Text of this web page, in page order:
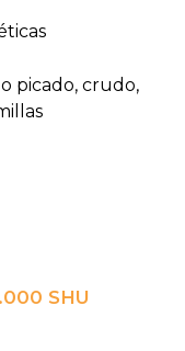
picado, crudo,
SHU